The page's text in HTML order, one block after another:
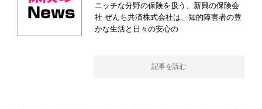
ニッチな分野の保険を扱う、新興の保険会
社 ぜんち共済株式会社は、知的障害者の豊
かな生活と日々の安心の
記事を読む